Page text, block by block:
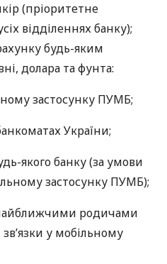
(пріоритетне
відділеннях банку);
будь-яким
долара та фунта:
застосунку ПУМБ;
України;
якого банку (за умови
застосунку ПУМБ);
родичами
у мобільному